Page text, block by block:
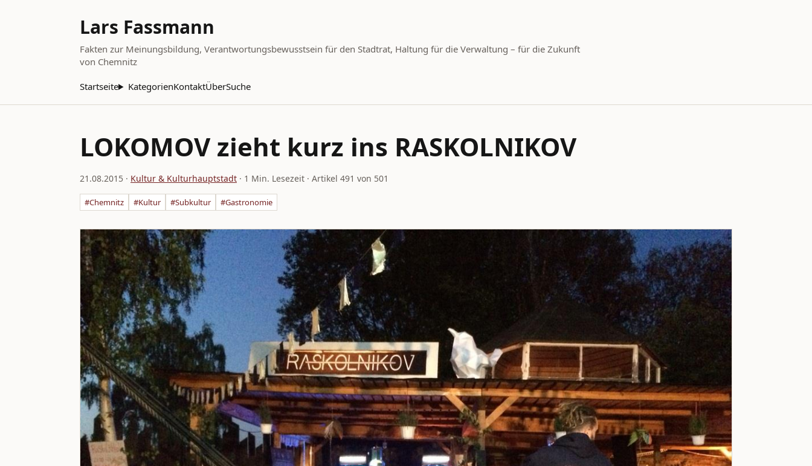
Lars Fassmann
Fakten zur Meinungsbildung, Verantwortungsbewusstsein für den Stadtrat, Haltung für die Verwaltung – für die Zukunft
von Chemnitz
Startseite KategorienKontaktÜberSuche
LOKOMOV zieht kurz ins RASKOLNIKOV
21.08.2015 · Kultur & Kulturhauptstadt · 1 Min. Lesezeit · Artikel 491 von 501
#Chemnitz #Kultur #Subkultur #Gastronomie